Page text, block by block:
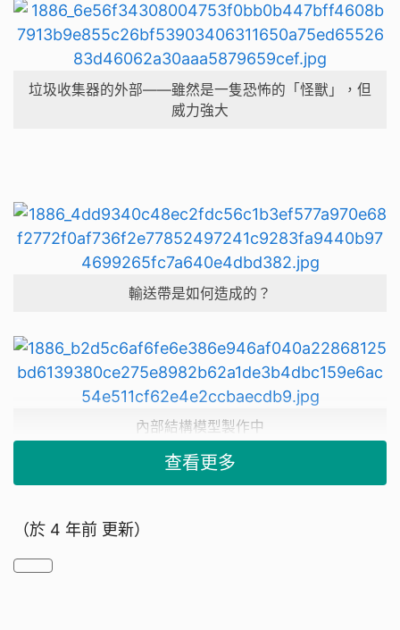
垃圾收集器的外部——雖然是一隻恐怖的「怪獸」，但
威力強大
輸送帶是如何造成的？
內部結構模型製作中
我們遇到的挑戰
我們不懂得編寫程式分類海洋生物及垃圾
我們知道輸送帶是如何運作的，但我們需要學習輸送
查看更多
（於 4 年前 更新）